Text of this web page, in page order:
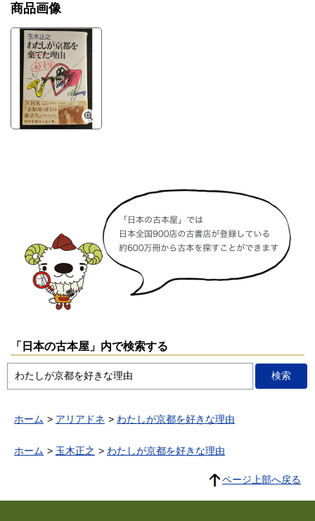
商品画像
「日本の古本屋」内で検索する
ホーム アリアドネ わたしが京都を好きな理由
ホーム 玉木正之 わたしが京都を好きな理由
ページ上部へ戻る